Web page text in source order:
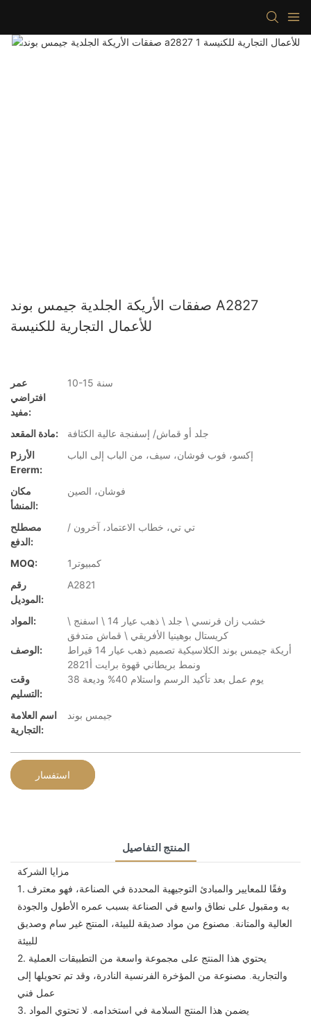
صفقات الأريكة الجلدية جيمس بوند A2827
للأعمال التجارية للكنيسة
عمر
افتراضي
مفيد:
10-15 سنة
مادة المقعد:
جلد أو قماش/ إسفنجة عالية الكثافة
Pالأرز
Ererm:
إكسو، فوب فوشان، سيف، من الباب إلى الباب
مكان
المنشأ:
فوشان، الصين
مصطلح
الدفع:
/ تي تي، خطاب الاعتماد، آخرون
MOQ:
كمبيوتر1
رقم
الموديل:
A2821
المواد:
خشب زان فرنسي \ جلد \ ذهب عيار 14 \ اسفنج \
كريستال بوهينيا الأفريقي \ قماش متدفق
الوصف:
أريكة جيمس بوند الكلاسيكية تصميم ذهب عيار 14 قيراط
ونمط بريطاني قهوة برايت أ2821
وقت
التسليم:
38 يوم عمل بعد تأكيد الرسم واستلام 40% وديعة
اسم العلامة
التجارية:
جيمس بوند
استفسار
المنتج التفاصيل
مزايا الشركة
1. وفقًا للمعايير والمبادئ التوجيهية المحددة في الصناعة، فهو معترف
به ومقبول على نطاق واسع في الصناعة بسبب عمره الأطول والجودة
العالية والمتانة. مصنوع من مواد صديقة للبيئة، المنتج غير سام وصديق
للبيئة
2. يحتوي هذا المنتج على مجموعة واسعة من التطبيقات العملية
والتجارية. مصنوعة من المؤخرة الفرنسية النادرة، وقد تم تحويلها إلى
عمل فني
3. يضمن هذا المنتج السلامة في استخدامه. لا تحتوي المواد